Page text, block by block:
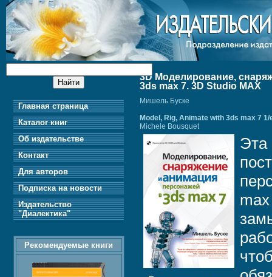
3D Моделирование,
3ds max 7. 3D Studio MAX
Мишель Буске
Model, Rig, Animate with 3ds max 7 1/
Michele Bousquet
Эта
Главная страница
Каталог книг
Об издательстве
Контакт
Для авторов
Подписка на новости
Издательство
"Диалектика"
Рекомендуемые книги